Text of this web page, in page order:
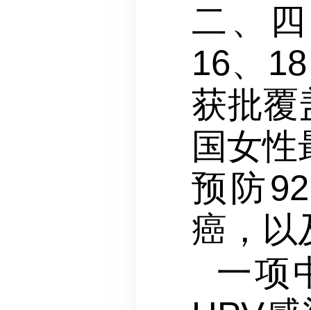
二、
16、
获批覆
国女
预防
癌，以
一项